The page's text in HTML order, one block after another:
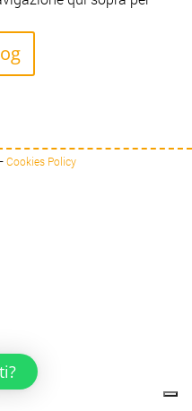
Cookies Policy